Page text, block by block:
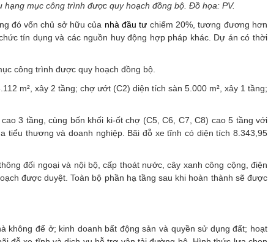
mục công trình được quy hoạch đồng bộ. Đồ họa: PV.
đó vốn chủ sở hữu của nhà đầu tư chiếm 20%, tương đương hơn
tín dụng và các nguồn huy động hợp pháp khác. Dự án có thời
công trình được quy hoạch đồng bộ.
m², xây 2 tầng; chợ ướt (C2) diện tích sàn 5.000 m², xây 1 tầng;
3 tầng, cùng bốn khối ki-ốt chợ (C5, C6, C7, C8) cao 5 tầng với
tiểu thương và doanh nghiệp. Bãi đỗ xe tĩnh có diện tích 8.343,95
đối ngoại và nội bộ, cấp thoát nước, cây xanh công cộng, điện
được duyệt. Toàn bộ phần hạ tầng sau khi hoàn thành sẽ được
không để ở; kinh doanh bất động sản và quyền sử dụng đất; hoạt